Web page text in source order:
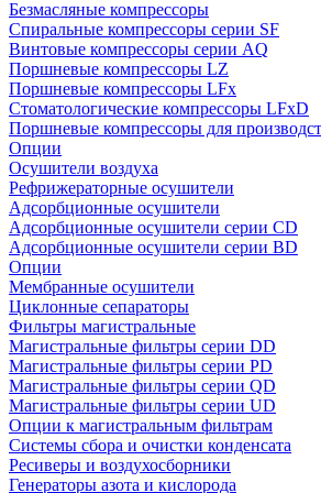
Безмасляные компрессоры
Спиральные компрессоры серии SF
Винтовые компрессоры серии AQ
Поршневые компрессоры LZ
Поршневые компрессоры LFx
Стоматологические компрессоры LFxD
Поршневые компрессоры для
Опции
Осушители воздуха
Рефрижераторные осушители
Адсорбционные осушители
Адсорбционные осушители серии CD
Адсорбционные осушители серии BD
Опции
Мембранные осушители
Циклонные сепараторы
Фильтры магистральные
Магистральные фильтры серии DD
Магистральные фильтры серии PD
Магистральные фильтры серии QD
Магистральные фильтры серии UD
Опции к магистральным фильтрам
Системы сбора и очистки конденсата
Ресиверы и воздухосборники
Генераторы азота и кислорода